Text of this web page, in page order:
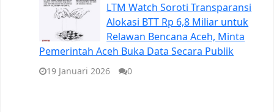
LTM Watch Soroti Transparansi
Alokasi BTT Rp 6,8 Miliar untuk
Relawan Bencana Aceh, Minta
Pemerintah Aceh Buka Data Secara Publik
19 Januari 2026 0